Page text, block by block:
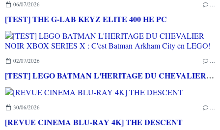
06/07/2026 …
[TEST] THE G-LAB KEYZ ELITE 400 HE PC
02/07/2026 …
[TEST] LEGO BATMAN L'HERITAGE DU CHEVALIER NOIR XBOX SERIES X : C'est Batman Arkham City en LEGO!
30/06/2026 …
[REVUE CINEMA BLU-RAY 4K] THE DESCENT